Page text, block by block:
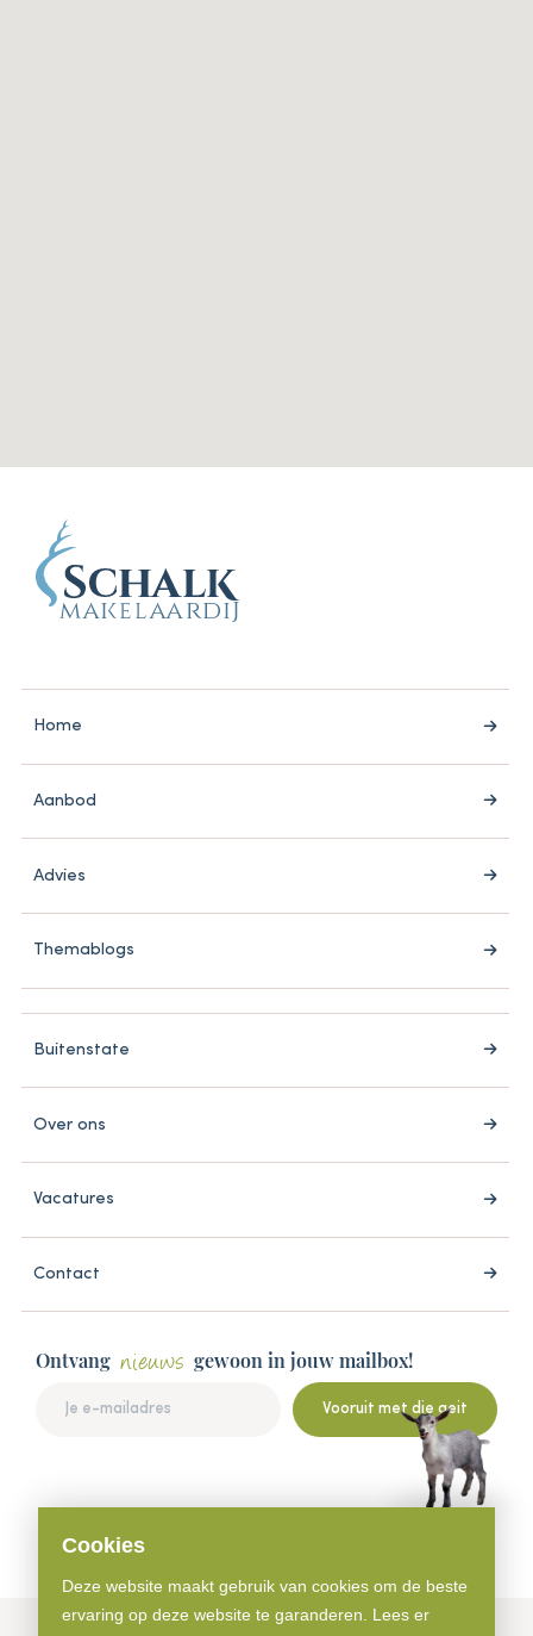
Cookies
Deze website maakt gebruik van cookies om de beste
ervaring op deze website te garanderen. Lees er
Home
Aanbod
Advies
Themablogs
Buitenstate
Over ons
Vacatures
Contact
Ontvang nieuws gewoon in jouw mailbox!
Vooruit met die geit